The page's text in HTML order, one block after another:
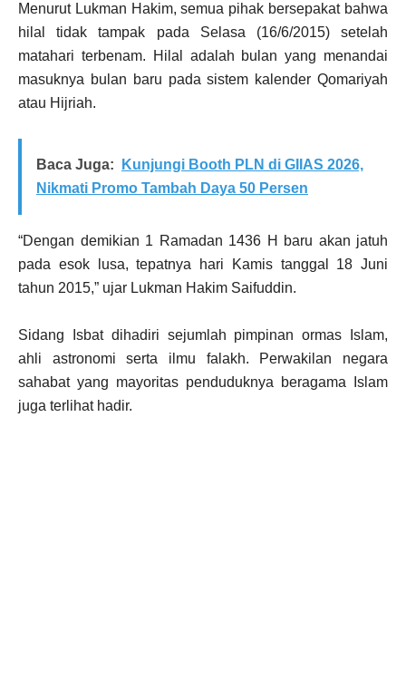
Menurut Lukman Hakim, semua pihak bersepakat bahwa
hilal tidak tampak pada Selasa (16/6/2015) setelah
matahari terbenam. Hilal adalah bulan yang menandai
masuknya bulan baru pada sistem kalender Qomariyah
atau Hijriah.
Baca Juga:
Kunjungi Booth PLN di GIIAS 2026,
Nikmati Promo Tambah Daya 50 Persen
“Dengan demikian 1 Ramadan 1436 H baru akan jatuh
pada esok lusa, tepatnya hari Kamis tanggal 18 Juni
tahun 2015,” ujar Lukman Hakim Saifuddin.
Sidang Isbat dihadiri sejumlah pimpinan ormas Islam,
ahli astronomi serta ilmu falakh. Perwakilan negara
sahabat yang mayoritas penduduknya beragama Islam
juga terlihat hadir.